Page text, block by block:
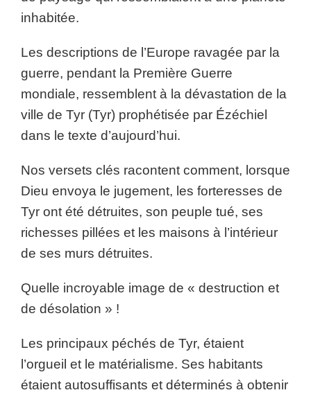
inhabitée.
Les descriptions de l’Europe ravagée par la
guerre, pendant la Première Guerre
mondiale, ressemblent à la dévastation de la
ville de Tyr (Tyr) prophétisée par Ézéchiel
dans le texte d’aujourd’hui.
Nos versets clés racontent comment, lorsque
Dieu envoya le jugement, les forteresses de
Tyr ont été détruites, son peuple tué, ses
richesses pillées et les maisons à l’intérieur
de ses murs détruites.
Quelle incroyable image de « destruction et
de désolation » !
Les principaux péchés de Tyr, étaient
l’orgueil et le matérialisme. Ses habitants
étaient autosuffisants et déterminés à obtenir